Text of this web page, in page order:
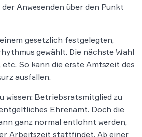
Anwesenden über den Punkt
gesetzlich festgelegten,
gewählt. Die nächste Wahl
etc. So kann die erste Amtszeit des
ausfallen.
wissen: Betriebsratsmitglied zu
Ehrenamt. Doch die
ganz normal entlohnt werden,
Arbeitszeit stattfindet. Ab einer